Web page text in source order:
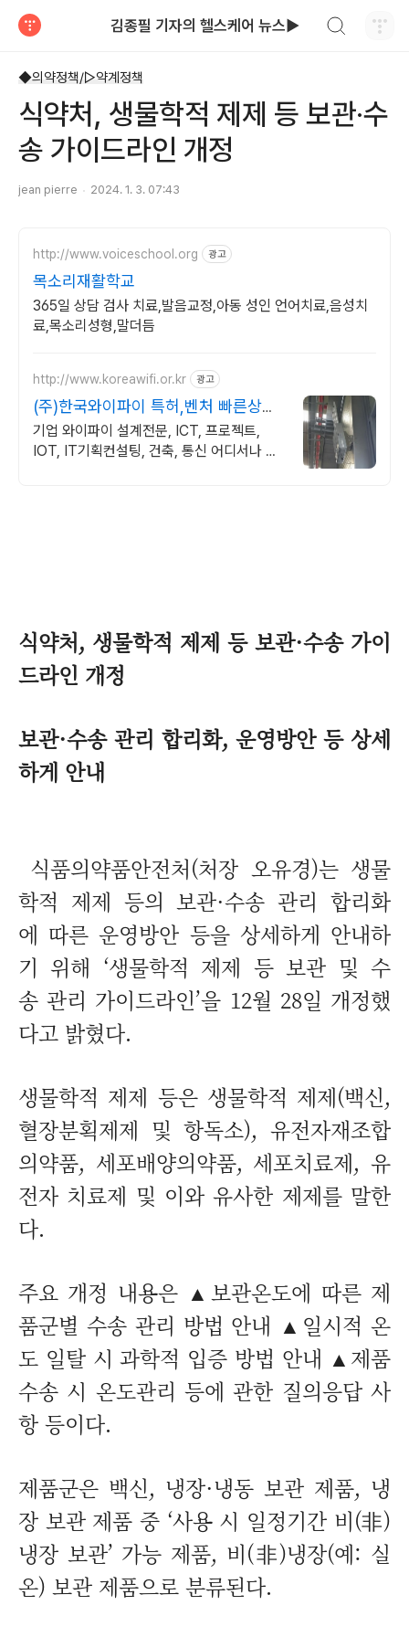
김종필 기자의 헬스케어 뉴스▶
◆의약정책/▷약계정책
식약처, 생물학적 제제 등 보관·수
송 가이드라인 개정
jean pierre 2024. 1. 3. 07:43
http://www.voiceschool.org 광고
목소리재활학교
365일 상담 검사 치료,발음교정,아동 성인 언어치료,음성치
료,목소리성형,말더듬
http://www.koreawifi.or.kr 광고
(주)한국와이파이 특허,벤처 빠른상담
가능
기업 와이파이 설계전문, ICT, 프로젝트,
IOT, IT기획컨설팅, 건축, 통신 어디서나 끊
식약처, 생물학적 제제 등 보관·수송 가이
드라인 개정
보관·수송 관리 합리화, 운영방안 등 상세
하게 안내
식품의약품안전처(처장 오유경)는 생물
학적 제제 등의 보관·수송 관리 합리화
에 따른 운영방안 등을 상세하게 안내하
기 위해 ‘생물학적 제제 등 보관 및 수
송 관리 가이드라인’을 12월 28일 개정했
다고 밝혔다.
생물학적 제제 등은 생물학적 제제(백신,
혈장분획제제 및 항독소), 유전자재조합
의약품, 세포배양의약품, 세포치료제, 유
전자 치료제 및 이와 유사한 제제를 말한
다.
주요 개정 내용은 ▲보관온도에 따른 제
품군별 수송 관리 방법 안내 ▲일시적 온
도 일탈 시 과학적 입증 방법 안내 ▲제품
수송 시 온도관리 등에 관한 질의응답 사
항 등이다.
제품군은 백신, 냉장·냉동 보관 제품, 냉
장 보관 제품 중 ‘사용 시 일정기간 비(非)
냉장 보관’ 가능 제품, 비(非)냉장(예: 실
온) 보관 제품으로 분류된다.